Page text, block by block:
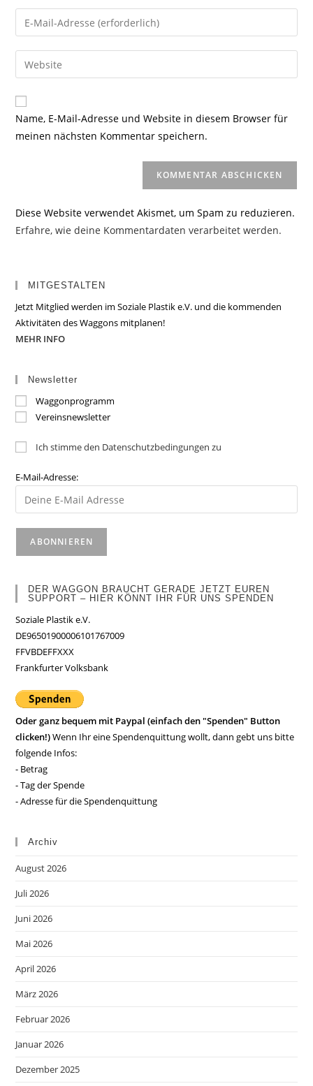
Namen
oder
zum
Kommentieren
ein
Gib
deine
E-
Mail-
zum
Kommentieren
ein
Gib
deine
Website-
URL
Name, E-Mail-Adresse und Website in diesem Browser für
meinen nächsten Kommentar speichern.
Diese Website verwendet Akismet, um Spam zu reduzieren.
Erfahre, wie deine Kommentardaten verarbeitet werden.
MITGESTALTEN
Jetzt Mitglied werden im Soziale Plastik e.V. und die kommenden
Aktivitäten des Waggons mitplanen!
MEHR INFO
Newsletter
Waggonprogramm
Vereinsnewsletter
Ich stimme den Datenschutzbedingungen zu
E-Mail-Adresse:
DER WAGGON BRAUCHT GERADE JETZT EUREN
SUPPORT – HIER KÖNNT IHR FÜR UNS SPENDEN
Soziale Plastik e.V.
DE96501900006101767009
FFVBDEFFXXX
Frankfurter Volksbank
Oder ganz bequem mit Paypal (einfach den "Spenden" Button
clicken!)Wenn Ihr eine Spendenquittung wollt, dann gebt uns bitte
folgende Infos:
- Betrag
- Tag der Spende
- Adresse für die Spendenquittung
Archiv
August 2026
Juli 2026
Juni 2026
Mai 2026
April 2026
März 2026
Februar 2026
Januar 2026
Dezember 2025